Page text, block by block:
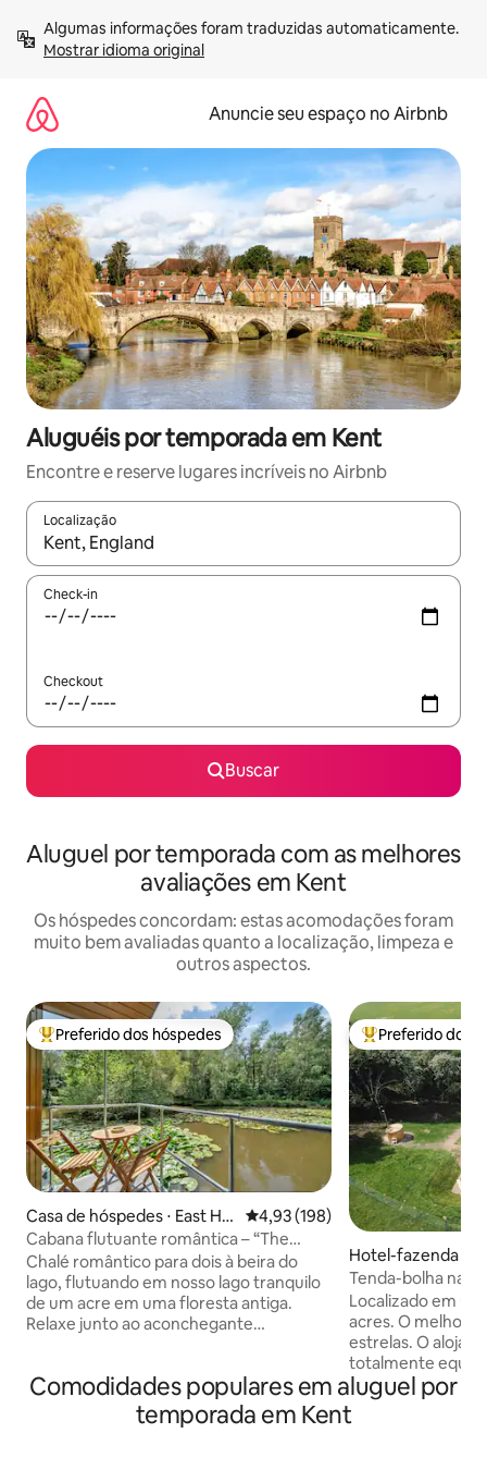
para
Mostrar idioma original
Anuncie seu espaço no Airbnb
Aluguéis por temporada em Kent
Encontre e reserve lugares incríveis no Airbnb
Localização
Quando os resultados estiverem disponíveis, explore-os
Check-in
Checkout
Buscar
Aluguel por temporada com as melhores
avaliações em Kent
Os hóspedes concordam: estas acomodações foram
muito bem avaliadas quanto a localização, limpeza e
outros aspectos.
Entre os melhores preferidos dos hóspedes
Preferido dos hóspedes
Casa de hóspedes ⋅ East Ho
athly
4,93 de uma avaliação média de
4,93 (198)
Cabana flutuante romântica – “The
Water Snug”
Chalé romântico para dois à beira do
lago, flutuando em nosso lago tranquilo
de um acre em uma floresta antiga.
Relaxe junto ao aconchegante
vistas mágicas para o lago de todos os
cômodos. Na primavera, desfrute da
floresta com jacintos-silvestres e flores
Entre os
Preferido dos
Hotel-fazenda ⋅
Tenda-bolha na
Localizado em
acres. O melhor
estrelas. O
totalmente
desfrutar de
original. Uma
banheiro,
Comodidades populares em aluguel por
temporada em Kent